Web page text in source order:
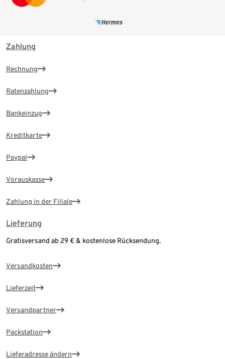
Zahlung
Rechnung
Ratenzahlung
Bankeinzug
Kreditkarte
Paypal
Vorauskasse
Zahlung in der Filiale
Lieferung
Gratisversand ab 29 € & kostenlose Rücksendung.
Versandkosten
Lieferzeit
Versandpartner
Packstation
Lieferadresse ändern